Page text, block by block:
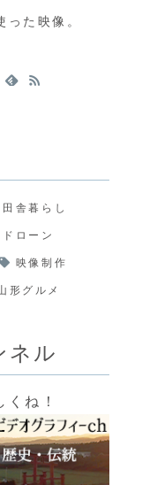
った映像。
田舎暮らし
ドローン
映像制作
形グルメ
ネル
ね！